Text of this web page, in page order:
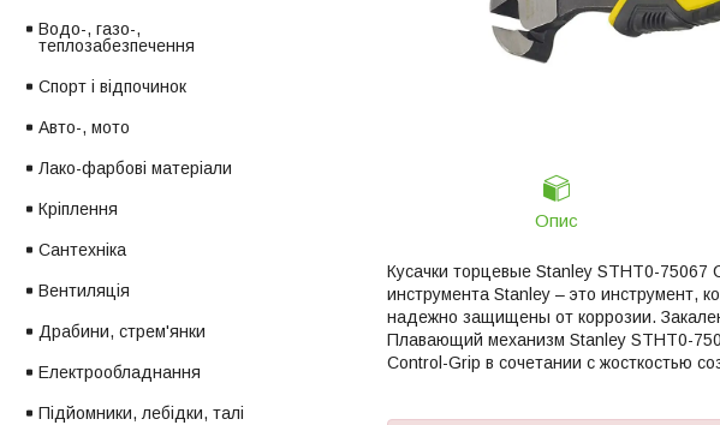
Опис
Кусачки торцевые Stanley STHT0-75067
инструмента Stanley – это инструмент,
надежно защищены от коррозии.
Плавающий механизм Stanley STHT0-
Control-Grip в сочетании с жосткостью
Водо-, газо-,
теплозабезпечення
Спорт і відпочинок
Авто-, мото
Лако-фарбові матеріали
Кріплення
Сантехніка
Вентиляція
Драбини, стрем'янки
Електрообладнання
Підйомники, лебідки, талі